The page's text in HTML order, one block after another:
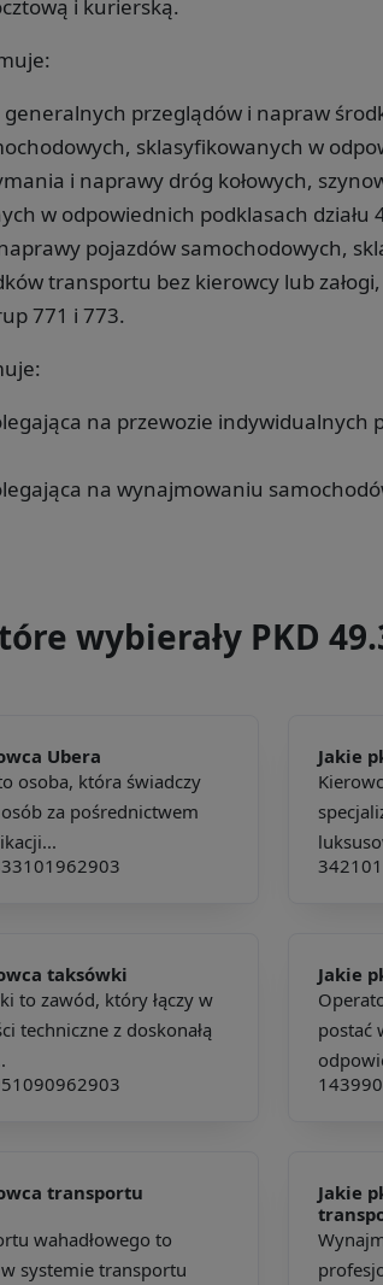
i kurierską.
przeglądów i napraw
sklasyfikowanych w
i naprawy dróg kołowych,
w odpowiednich podklasach działu
pojazdów samochodowych,
transportu bez kierowcy lub
771 i 773.
na przewozie indywidualnych
na wynajmowaniu
wybierały PKD
Ubera
osoba, która świadczy
za pośrednictwem
962903
Jakie
342101
taksówki
to zawód, który łączy w
techniczne z doskonałą
962903
Jakie
postać
143990
transportu
wahadłowego to
systemie transportu
Jakie